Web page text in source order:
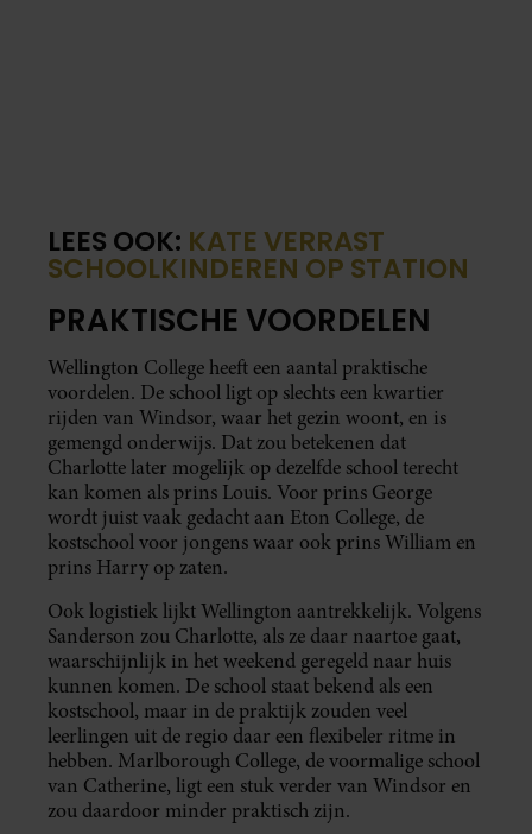
LEES OOK: KATE VERRAST
SCHOOLKINDEREN OP STATION
PRAKTISCHE VOORDELEN
Wellington College heeft een aantal praktische
voordelen. De school ligt op slechts een kwartier
rijden van Windsor, waar het gezin woont, en is
gemengd onderwijs. Dat zou betekenen dat
Charlotte later mogelijk op dezelfde school terecht
kan komen als prins Louis. Voor prins George
wordt juist vaak gedacht aan Eton College, de
kostschool voor jongens waar ook prins William en
prins Harry op zaten.
Ook logistiek lijkt Wellington aantrekkelijk. Volgens
Sanderson zou Charlotte, als ze daar naartoe gaat,
waarschijnlijk in het weekend geregeld naar huis
kunnen komen. De school staat bekend als een
kostschool, maar in de praktijk zouden veel
leerlingen uit de regio daar een flexibeler ritme in
hebben. Marlborough College, de voormalige school
van Catherine, ligt een stuk verder van Windsor en
zou daardoor minder praktisch zijn.